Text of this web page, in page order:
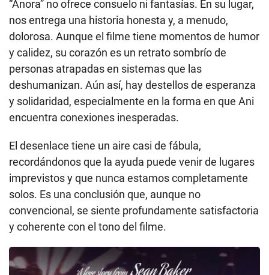
“Anora” no ofrece consuelo ni fantasías. En su lugar,
nos entrega una historia honesta y, a menudo,
dolorosa. Aunque el filme tiene momentos de humor
y calidez, su corazón es un retrato sombrío de
personas atrapadas en sistemas que las
deshumanizan. Aún así, hay destellos de esperanza
y solidaridad, especialmente en la forma en que Ani
encuentra conexiones inesperadas.
El desenlace tiene un aire casi de fábula,
recordándonos que la ayuda puede venir de lugares
imprevistos y que nunca estamos completamente
solos. Es una conclusión que, aunque no
convencional, se siente profundamente satisfactoria
y coherente con el tono del filme.